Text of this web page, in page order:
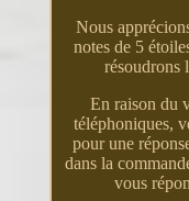
Nous
notes de 5
résoudrons
En raison du
téléphoniques,
pour une
dans la
vous